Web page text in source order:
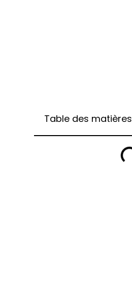
Table des matières